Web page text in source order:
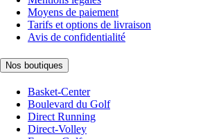
Moyens de paiement
Tarifs et options de livraison
Avis de confidentialité
Nos boutiques
Basket-Center
Boulevard du Golf
Direct Running
Direct-Volley